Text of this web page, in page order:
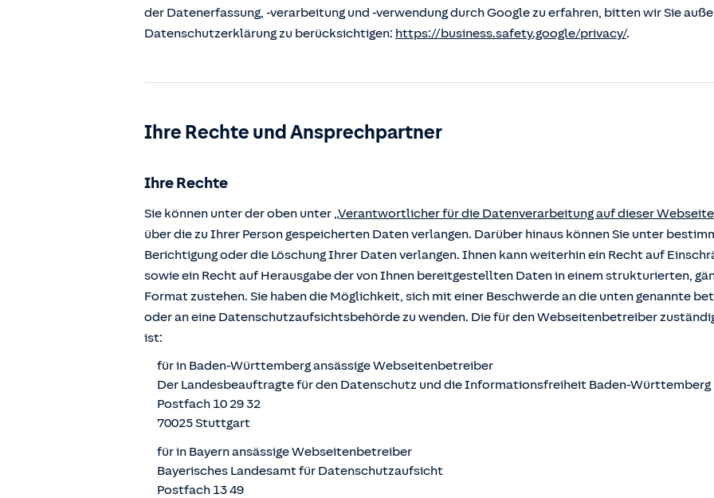
der Datenerfassung, -verarbeitung und -verwendung durch Google zu erfahren, bitten wir Sie
Datenschutzerklärung zu berücksichtigen: https://business.safety.google/privacy/.
Ihre Rechte und Ansprechpartner
Ihre Rechte
Sie können unter der oben unter „Verantwortlicher für die Datenverarbeitung auf dieser
über die zu Ihrer Person gespeicherten Daten verlangen. Darüber hinaus können Sie unter
Berichtigung oder die Löschung Ihrer Daten verlangen. Ihnen kann weiterhin ein Recht auf
sowie ein Recht auf Herausgabe der von Ihnen bereitgestellten Daten in einem strukturierten,
Format zustehen. Sie haben die Möglichkeit, sich mit einer Beschwerde an die unten genannte
oder an eine Datenschutzaufsichtsbehörde zu wenden. Die für den Webseitenbetreiber
ist:
für in Baden-Württemberg ansässige Webseitenbetreiber
Der Landesbeauftragte für den Datenschutz und die Informationsfreiheit Baden-Württemberg
Postfach 10 29 32
70025 Stuttgart
für in Bayern ansässige Webseitenbetreiber
Bayerisches Landesamt für Datenschutzaufsicht
Postfach 13 49